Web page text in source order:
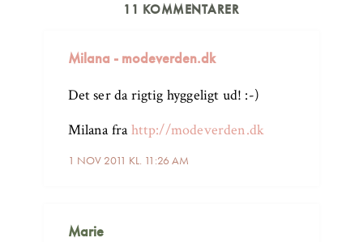
11 KOMMENTARER
Milana - modeverden.dk
1 NOV 2011 KL. 11:26 AM
Det ser da rigtig hyggeligt ud! :-)
Milana frahttp://modeverden.dk
Marie